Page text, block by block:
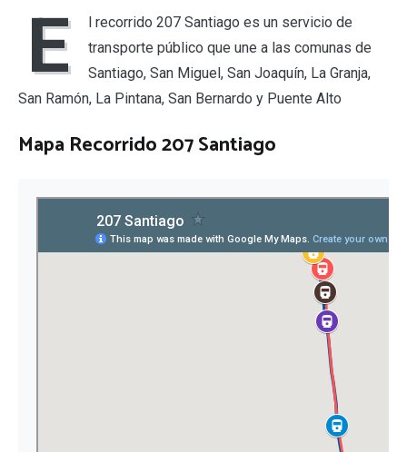
E
l recorrido 207 Santiago es un servicio de
transporte público que une a las comunas de
Santiago, San Miguel, San Joaquín, La Granja,
San Ramón, La Pintana, San Bernardo y Puente Alto
Mapa Recorrido 207 Santiago